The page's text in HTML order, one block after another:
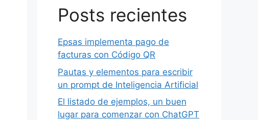
Posts recientes
Epsas implementa pago de
facturas con Código QR
Pautas y elementos para escribir
un prompt de Inteligencia Artificial
El listado de ejemplos, un buen
lugar para comenzar con ChatGPT